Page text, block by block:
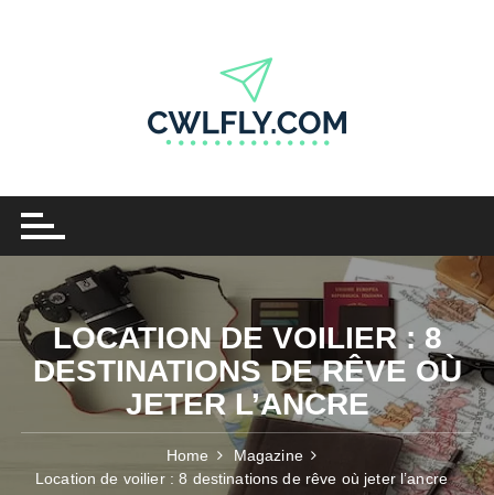
LOCATION DE VOILIER : 8
DESTINATIONS DE RÊVE OÙ
JETER L’ANCRE
Home
Magazine
Location de voilier : 8 destinations de rêve où jeter l’ancre